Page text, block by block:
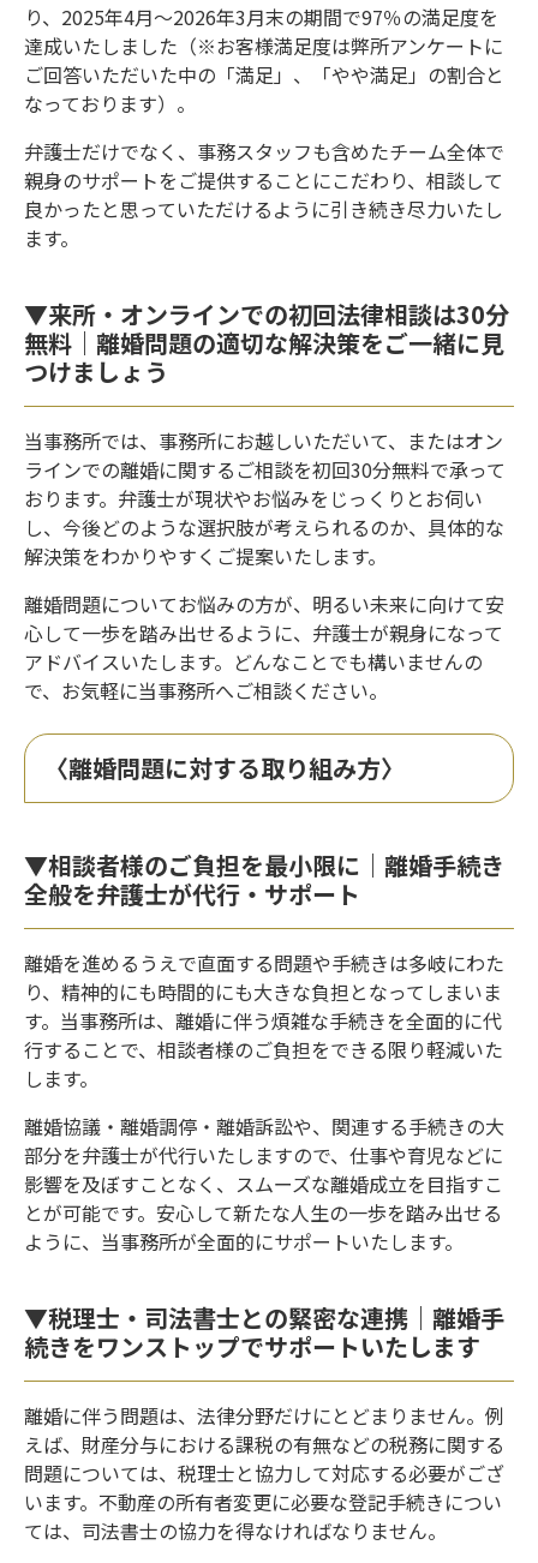
り、2025年4月～2026年3月末の期間で97％の満足度を
達成いたしました（※お客様満足度は弊所アンケートに
ご回答いただいた中の「満足」、「やや満足」の割合と
なっております）。
弁護士だけでなく、事務スタッフも含めたチーム全体で
親身のサポートをご提供することにこだわり、相談して
良かったと思っていただけるように引き続き尽力いたし
ます。
▼来所・オンラインでの初回法律相談は30分
無料｜離婚問題の適切な解決策をご一緒に見
つけましょう
当事務所では、事務所にお越しいただいて、またはオン
ラインでの離婚に関するご相談を初回30分無料で承って
おります。弁護士が現状やお悩みをじっくりとお伺い
し、今後どのような選択肢が考えられるのか、具体的な
解決策をわかりやすくご提案いたします。
離婚問題についてお悩みの方が、明るい未来に向けて安
心して一歩を踏み出せるように、弁護士が親身になって
アドバイスいたします。どんなことでも構いませんの
で、お気軽に当事務所へご相談ください。
〈離婚問題に対する取り組み方〉
▼相談者様のご負担を最小限に｜離婚手続き
全般を弁護士が代行・サポート
離婚を進めるうえで直面する問題や手続きは多岐にわた
り、精神的にも時間的にも大きな負担となってしまいま
す。当事務所は、離婚に伴う煩雑な手続きを全面的に代
行することで、相談者様のご負担をできる限り軽減いた
します。
離婚協議・離婚調停・離婚訴訟や、関連する手続きの大
部分を弁護士が代行いたしますので、仕事や育児などに
影響を及ぼすことなく、スムーズな離婚成立を目指すこ
とが可能です。安心して新たな人生の一歩を踏み出せる
ように、当事務所が全面的にサポートいたします。
▼税理士・司法書士との緊密な連携｜離婚手
続きをワンストップでサポートいたします
離婚に伴う問題は、法律分野だけにとどまりません。例
えば、財産分与における課税の有無などの税務に関する
問題については、税理士と協力して対応する必要がござ
います。不動産の所有者変更に必要な登記手続きについ
ては、司法書士の協力を得なければなりません。